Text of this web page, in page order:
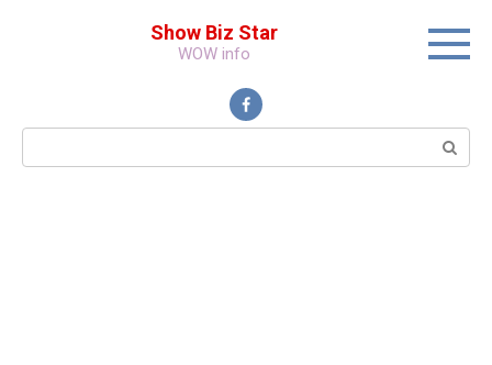
Show Biz Star
WOW info
Поиск: